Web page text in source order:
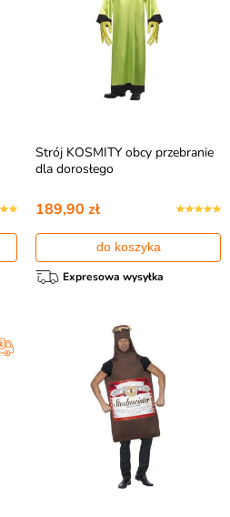
Strój KOSMITY obcy przebranie
dla dorosłego
189,90 zł
do koszyka
Expresowa wysyłka